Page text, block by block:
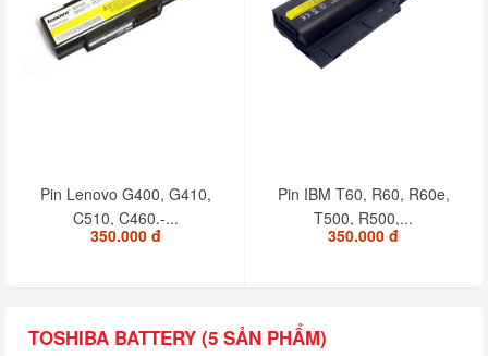
Pin Lenovo G400, G410,
C510, C460.-...
350.000 đ
Pin IBM T60, R60, R60e,
T500, R500,...
350.000 đ
TOSHIBA BATTERY (5 SẢN PHẨM)